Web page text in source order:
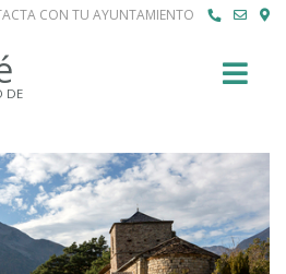
CON TU AYUNTAMIENTO
DE